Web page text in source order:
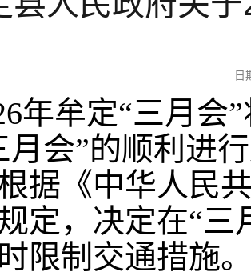
日
年牟定“三月会
月会”的顺利进
据《中华人民
定，决定在“
限制交通措施